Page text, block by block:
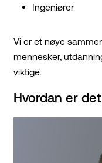
Ingeniører
Vi er et nøye
mennesker,
viktige.
Hvordan er